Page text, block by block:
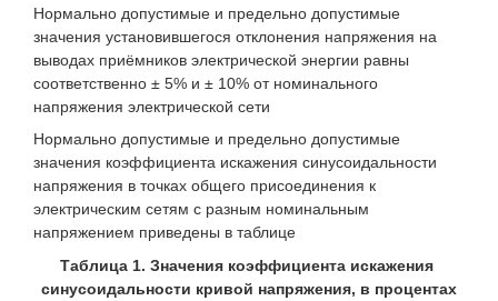
Нормально допустимые и предельно допустимые
значения установившегося отклонения напряжения на
выводах приёмников электрической энергии равны
соответственно ± 5% и ± 10% от номинального
напряжения электрической сети
Нормально допустимые и предельно допустимые
значения коэффициента искажения синусоидальности
напряжения в точках общего присоединения к
электрическим сетям с разным номинальным
напряжением приведены в таблице
Таблица 1. Значения коэффициента искажения
синусоидальности кривой напряжения, в процентах